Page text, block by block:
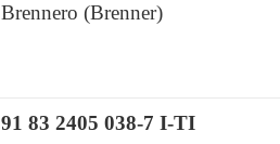
Brennero (Brenner)
91 83 2405 038-7 I-TI